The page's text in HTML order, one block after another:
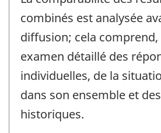
combinés est analysée
diffusion; cela comprend,
examen détaillé des
individuelles, de la
dans son ensemble et
historiques.